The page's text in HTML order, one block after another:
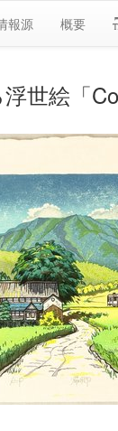
報源 概要
世絵「